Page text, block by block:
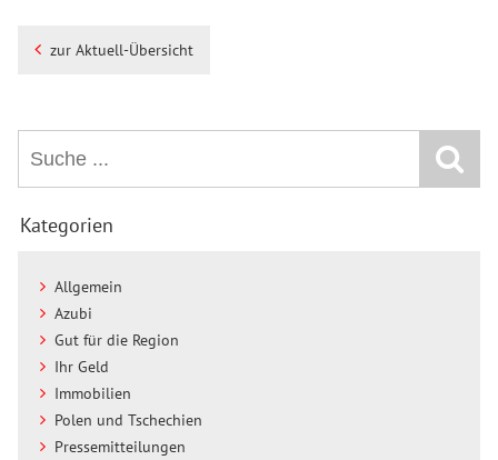
zur Aktuell-Übersicht
Kategorien
Allgemein
Azubi
Gut für die Region
Ihr Geld
Immobilien
Polen und Tschechien
Pressemitteilungen